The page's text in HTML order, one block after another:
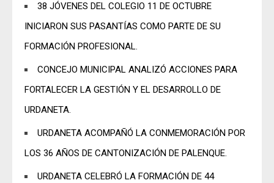
38 JÓVENES DEL COLEGIO 11 DE OCTUBRE
INICIARON SUS PASANTÍAS COMO PARTE DE SU
FORMACIÓN PROFESIONAL.
CONCEJO MUNICIPAL ANALIZÓ ACCIONES PARA
FORTALECER LA GESTIÓN Y EL DESARROLLO DE
URDANETA.
URDANETA ACOMPAÑÓ LA CONMEMORACIÓN POR
LOS 36 AÑOS DE CANTONIZACIÓN DE PALENQUE.
URDANETA CELEBRÓ LA FORMACIÓN DE 44